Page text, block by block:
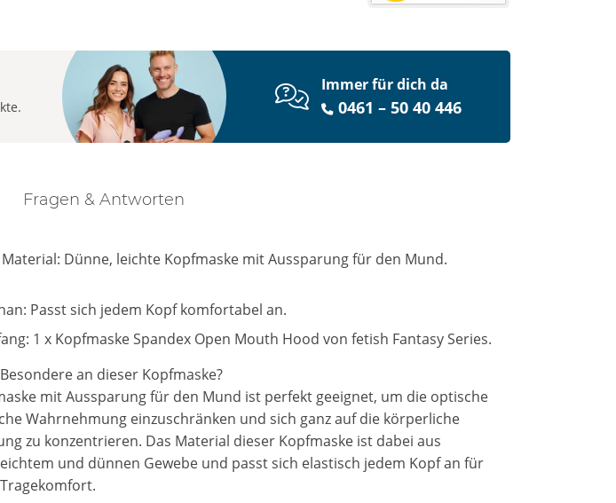
Immer für dich da
0461 – 50 40 446
Fragen & Antworten
Dünne, leichte Kopfmaske mit Aussparung für den Mund.
Passt sich jedem Kopf komfortabel an.
1 x Kopfmaske Spandex Open Mouth Hood von fetish Fantasy Series.
an dieser Kopfmaske?
mit Aussparung für den Mund ist perfekt geeignet, um die optische
Wahrnehmung einzuschränken und sich ganz auf die körperliche
zu konzentrieren. Das Material dieser Kopfmaske ist dabei aus
und dünnen Gewebe und passt sich elastisch jedem Kopf an für